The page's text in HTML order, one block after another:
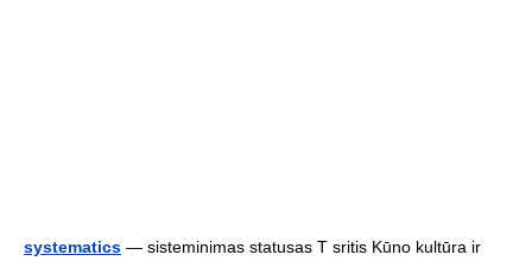
systematics — sisteminimas statusas T sritis Kūno kultūra ir